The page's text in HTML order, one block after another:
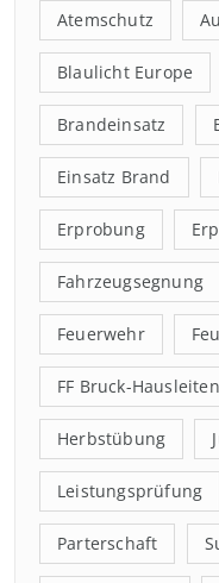
Atemschutz
Blaulicht Europe
Brandeinsatz
Einsatz Brand
Erprobung
Fahrzeugsegnung
Feuerwehr
FF Bruck-Hausleiten
Herbstübung
Leistungsprüfung
Parterschaft